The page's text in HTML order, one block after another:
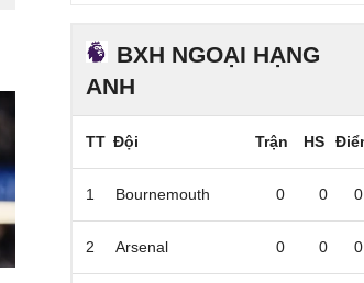
BXH NGOẠI HẠNG
ANH
TT Đội Trận HS
1 Bournemouth 0 0 0
2 Arsenal 0 0 0